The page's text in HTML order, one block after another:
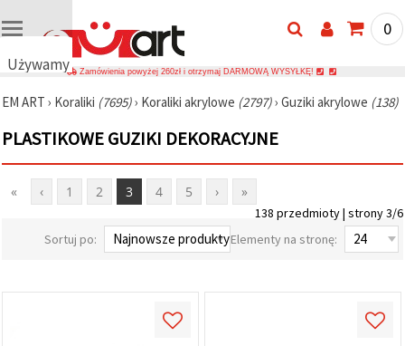
Używamy
cookie
Używamy
prawidłowe
0
Zamówienia powyżej 260zł i otrzymaj DARMOWĄ WYSYŁKĘ!
EM ART › Koraliki (7695)› Koraliki akrylowe (2797)› Guziki akrylowe (138)
PLASTIKOWE GUZIKI DEKORACYJNE
« ‹ 1 2 3 4 5 › »
138 przedmioty | strony 3/6
Sortuj po:
Elementy na stronę: